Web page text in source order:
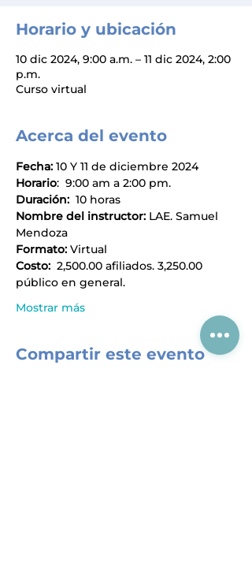
Horario y ubicación
10 dic 2024, 9:00 a.m. – 11 dic 2024, 2:00
p.m.
Curso virtual
Acerca del evento
Fecha: 10 Y 11 de diciembre 2024
Horario:  9:00 am a 2:00 pm.
Duración: 10 horas
Nombre del instructor: LAE. Samuel
Mendoza
Formato: Virtual
Costo: 2,500.00 afiliados. 3,250.00
público en general.
Mostrar más
Compartir este evento